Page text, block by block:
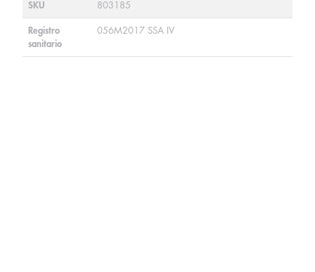
SKU 803185
Registro
sanitario
056M2017 SSA IV